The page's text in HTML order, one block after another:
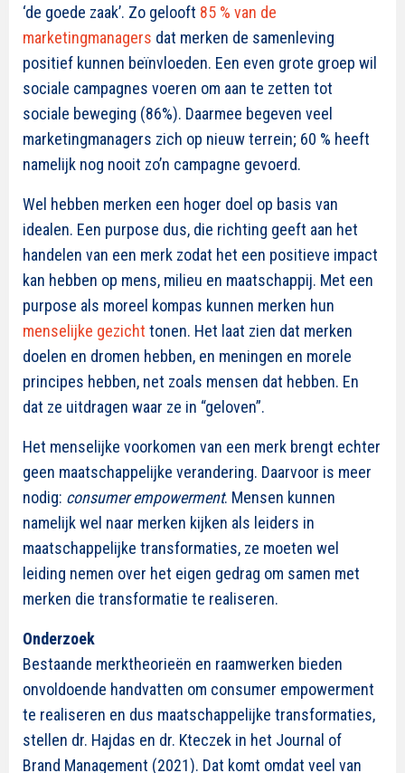
‘de goede zaak’. Zo gelooft 85 % van de
marketingmanagers dat merken de samenleving
positief kunnen beïnvloeden. Een even grote groep wil
sociale campagnes voeren om aan te zetten tot
sociale beweging (86%). Daarmee begeven veel
marketingmanagers zich op nieuw terrein; 60 % heeft
namelijk nog nooit zo’n campagne gevoerd.
Wel hebben merken een hoger doel op basis van
idealen. Een purpose dus, die richting geeft aan het
handelen van een merk zodat het een positieve impact
kan hebben op mens, milieu en maatschappij. Met een
purpose als moreel kompas kunnen merken hun
menselijke gezicht tonen. Het laat zien dat merken
doelen en dromen hebben, en meningen en morele
principes hebben, net zoals mensen dat hebben. En
dat ze uitdragen waar ze in “geloven”.
Het menselijke voorkomen van een merk brengt echter
geen maatschappelijke verandering. Daarvoor is meer
nodig: consumer empowerment. Mensen kunnen
namelijk wel naar merken kijken als leiders in
maatschappelijke transformaties, ze moeten wel
leiding nemen over het eigen gedrag om samen met
merken die transformatie te realiseren.
Onderzoek
Bestaande merktheorieën en raamwerken bieden
onvoldoende handvatten om consumer empowerment
te realiseren en dus maatschappelijke transformaties,
stellen dr. Hajdas en dr. Kteczek in het Journal of
Brand Management (2021). Dat komt omdat veel van